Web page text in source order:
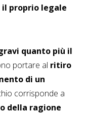
proprio legale
quanto più il
portare al ritiro
di un
corrisponde a
della ragione